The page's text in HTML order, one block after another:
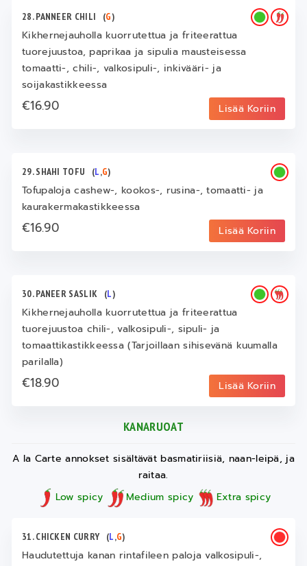
28. PANNEER CHILI (G)
Kikhernejauholla kuorrutettua ja friteerattua
tuorejuustoa, paprikaa ja sipulia mausteisessa
tomaatti-, chili-, valkosipuli-, inkivääri- ja
soijakastikkeessa
€16.90 Lisää Koriin
29. SHAHI TOFU (L,G)
Tofupaloja cashew-, kookos-, rusina-, tomaatti- ja
kaurakermakastikkeessa
€16.90 Lisää Koriin
30. PANEER SASLIK (L)
Kikhernejauholla kuorrutettua ja friteerattua
tuorejuustoa chili-, valkosipuli-, sipuli- ja
tomaattikastikkeessa (Tarjoillaan sihisevänä kuumalla
parilalla)
€18.90 Lisää Koriin
KANARUOAT
A la Carte annokset sisältävät basmatiriisiä, naan-leipä, ja
raitaa.
Low spicy
Medium spicy Extra spicy
31. CHICKEN CURRY (L,G)
Haudutettuja kanan rintafileen paloja valkosipuli-,